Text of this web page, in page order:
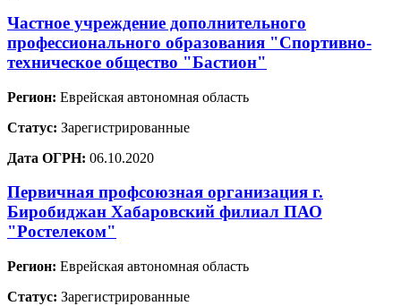
Частное учреждение дополнительного
профессионального образования "Спортивно-
техническое общество "Бастион"
Регион: Еврейская автономная область
Статус: Зарегистрированные
Дата ОГРН: 06.10.2020
Первичная профсоюзная организация г.
Биробиджан Хабаровский филиал ПАО
"Ростелеком"
Регион: Еврейская автономная область
Статус: Зарегистрированные